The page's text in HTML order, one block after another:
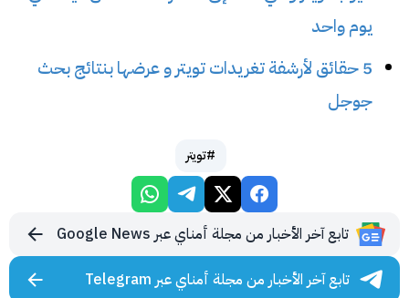
يوم واحد
5 حقائق لأرشفة تغريدات تويتر و عرضها بنتائج بحث
جوجل
#تويتر
تابع آخر الأخبار من مجلة أمناي عبر Google News
تابع آخر الأخبار من مجلة أمناي عبر Telegram